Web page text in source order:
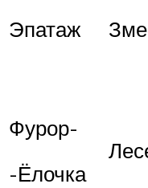
Эпатаж
Фурор-
-Ёлочка